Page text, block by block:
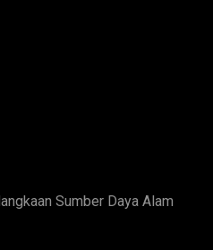
Sumber Daya Alam